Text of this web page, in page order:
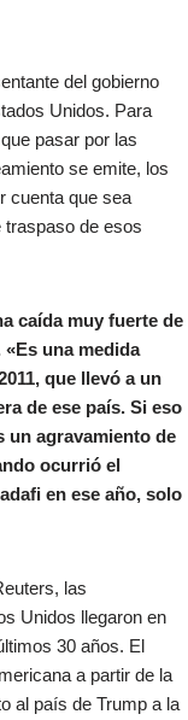
del gobierno
Unidos. Para
pasar por las
se emite, los
cuenta que sea
traspaso de esos
caída muy fuerte de
una medida
que llevó a un
de ese país. Si eso
un agravamiento de
ocurrió el
en ese año, solo
las
Unidos llegaron en
30 años. El
a partir de la
al país de Trump a la